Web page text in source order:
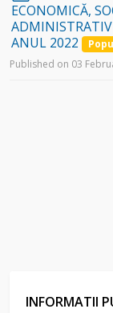
e
f
a
l
ECONOMICĂ,
ANUL 2022
Published on 03
INFORMATII